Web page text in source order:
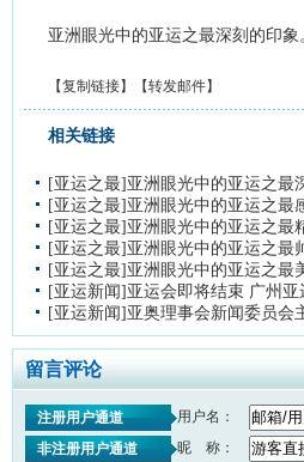
亚洲眼光中的亚运之最深刻的印象
【复制链接】【转发邮件】
相关链接
[亚运之最]亚洲眼光中的亚运之最
[亚运之最]亚洲眼光中的亚运之最
[亚运之最]亚洲眼光中的亚运之最
[亚运之最]亚洲眼光中的亚运之最
[亚运之最]亚洲眼光中的亚运之最
[亚运新闻]亚运会即将结束 广州
[亚运新闻]亚奥理事会新闻委员会
留言评论
注册用户通道 用户名：
非注册用户通道
昵 称：